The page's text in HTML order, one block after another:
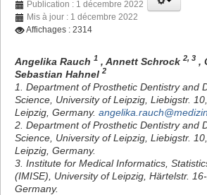
Publication : 1 décembre 2022
Mis à jour : 1 décembre 2022
Affichages : 2314
Angelika Rauch 1 , Annett Schrock 2, 3 ,
Sebastian Hahnel 2
1. Department of Prosthetic Dentistry and
Science, University of Leipzig, Liebigstr.
Leipzig, Germany.
2. Department of Prosthetic Dentistry and
Science, University of Leipzig, Liebigstr.
Leipzig, Germany.
3. Institute for Medical Informatics,
(IMISE), University of Leipzig, Härtelstr.
Germany.